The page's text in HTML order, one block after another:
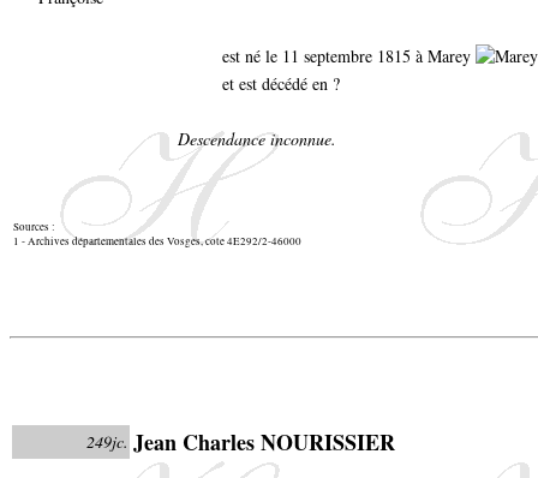
est né le 11 septembre 1815 à Marey
et est décédé en ?
Descendance inconnue.
Sources :
1 - Archives départementales des Vosges, cote 4E292/2-46000
249jc. Jean Charles NOURISSIER